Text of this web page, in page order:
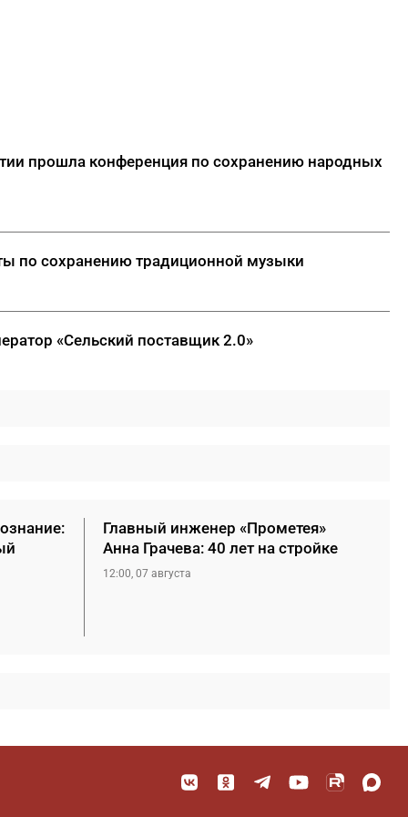
прошла конференция по сохранению народных
по сохранению традиционной музыки
«Сельский поставщик 2.0»
Главный инженер «Прометея»
Анна Грачева: 40 лет на стройке
12:00, 07 августа